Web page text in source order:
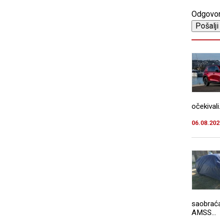
AMSS...